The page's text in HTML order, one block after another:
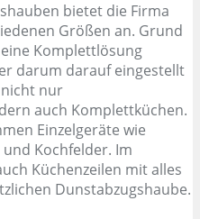
bietet die Firma
Größen an. Grund
Komplettlösung
darum darauf eingestellt
nicht nur
auch Komplettküchen.
Einzelgeräte wie
Kochfelder. Im
Küchenzeilen mit alles
Dunstabzugshaube.